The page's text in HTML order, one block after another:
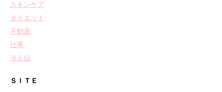
スキンケア
ダイエット
不動産
仕事
冷え症
ＳＩＴＥ